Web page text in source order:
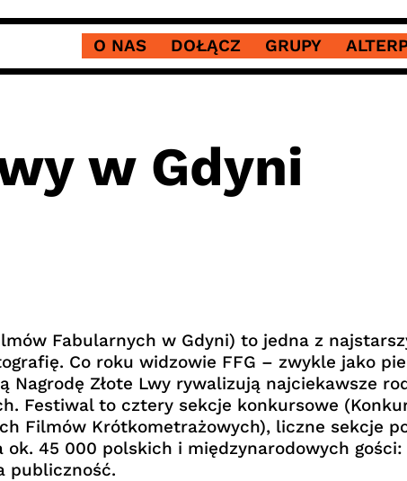
O NAS DOŁĄCZ GRUPY
w Gdyni
Fabularnych w Gdyni) to jedna z
Co roku widzowie FFG – zwykle jako
Złote Lwy rywalizują najciekawsze
to cztery sekcje konkursowe
Filmów Krótkometrażowych), liczne sekcje
45 000 polskich i międzynarodowych
publiczność.